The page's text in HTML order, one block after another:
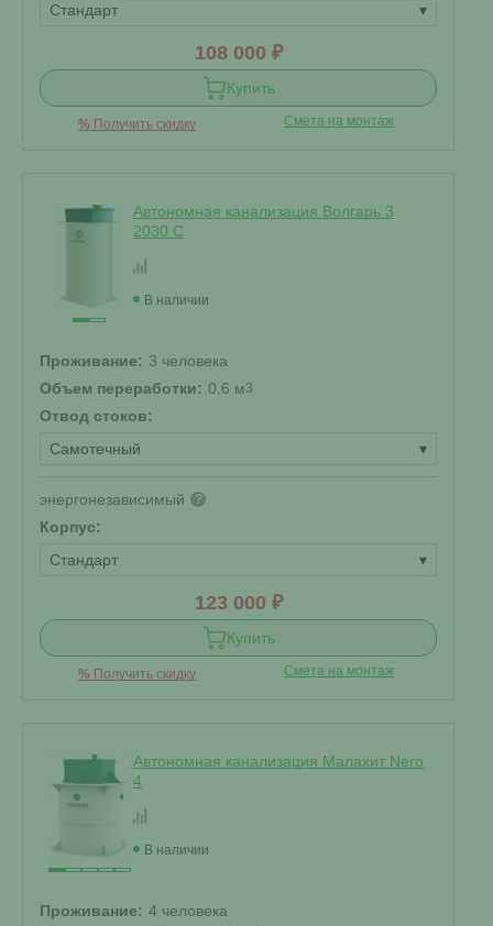
Стандарт
▾
108 000 ₽
Купить
% Получить скидку Смета на монтаж
Автономная канализация Волгарь 3
2030 С
В наличии
Проживание: 3 человека
Объем переработки: 0.6 м3
Отвод стоков:
Самотечный
▾
энергонезависимый ?
Корпус:
Стандарт
▾
123 000 ₽
Купить
% Получить скидку Смета на монтаж
Автономная канализация Малахит Nero
4
В наличии
Проживание: 4 человека